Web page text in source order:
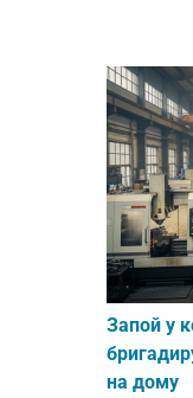
Запой у
на дому